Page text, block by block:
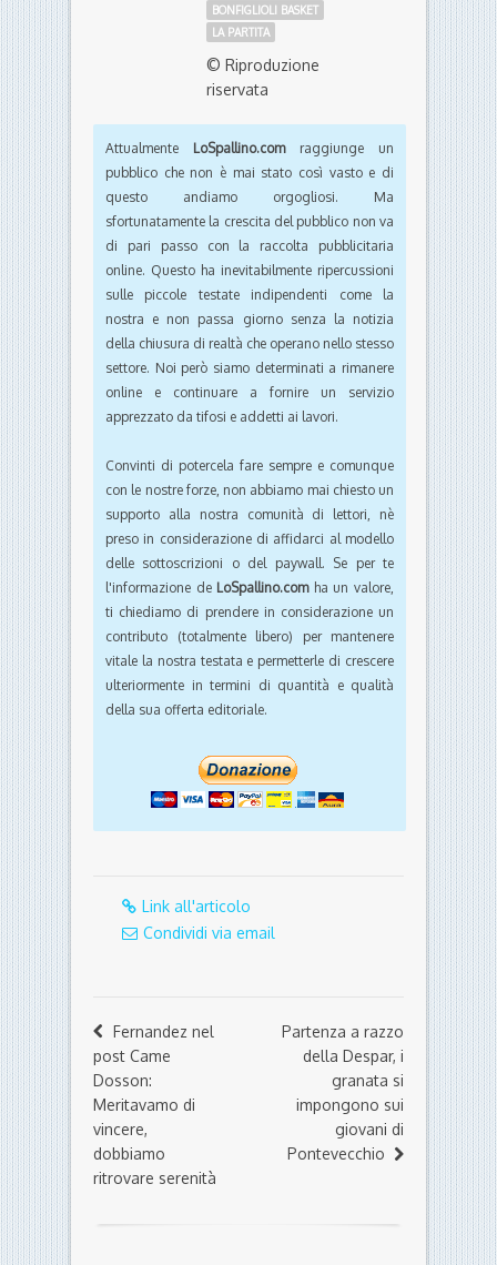
BONFIGLIOLI BASKET
LA PARTITA
© Riproduzione
riservata
Attualmente LoSpallino.comraggiunge un
pubblico che non è mai stato così vasto e di
questo andiamo orgogliosi. Ma
sfortunatamente la crescita del pubblico non va
di pari passo con la raccolta pubblicitaria
online. Questo ha inevitabilmente ripercussioni
sulle piccole testate indipendenti come la
nostra e non passa giorno senza la notizia
della chiusura di realtà che operano nello stesso
settore. Noi però siamo determinati a rimanere
online e continuare a fornire un servizio
apprezzato da tifosi e addetti ai lavori.
Convinti di potercela fare sempre e comunque
con le nostre forze, non abbiamo mai chiesto un
supporto alla nostra comunità di lettori, nè
preso in considerazione di affidarci al modello
delle sottoscrizioni o del paywall. Se per te
l'informazione de LoSpallino.comha un valore,
ti chiediamo di prendere in considerazione un
contributo (totalmente libero) per mantenere
vitale la nostra testata e permetterle di crescere
ulteriormente in termini di quantità e qualità
della sua offerta editoriale.
Link all'articolo
Condividi via email
Fernandez nel
post Came
Dosson:
Meritavamo di
vincere,
dobbiamo
ritrovare serenità
Partenza a razzo
della Despar, i
granata si
impongono sui
giovani di
Pontevecchio